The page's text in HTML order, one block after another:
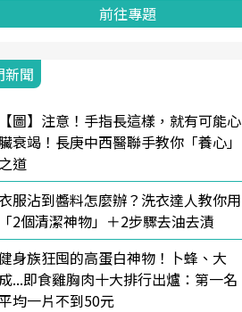
前往專題
新聞
【圖】注意！手指長這樣，就有可能心
臟衰竭！長庚中西醫聯手教你「養心」
之道
服沾到醬料怎麼辦？洗衣達人教你用
「2個清潔神物」＋2步驟去油去漬
身族狂囤的高蛋白神物！卜蜂、大
成...即食雞胸肉十大排行出爐：第一名
均一片不到50元